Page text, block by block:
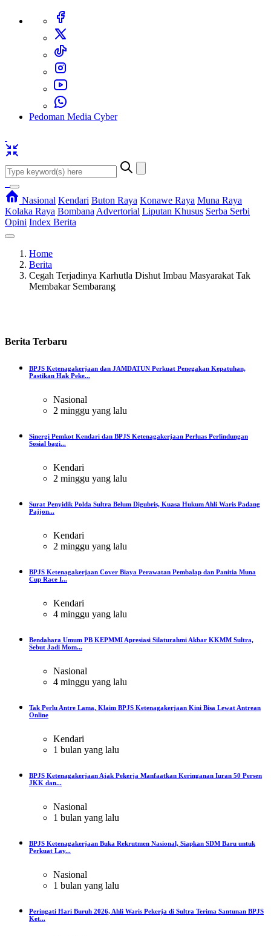
Pedoman Media Cyber
Nasional Kendari Buton Raya Konawe Raya Muna Raya
Kolaka Raya Bombana Advertorial Liputan Khusus Serba Serbi
Opini Index Berita
Home
Berita
Cegah Terjadinya Karhutla Dishut Imbau Masyarakat Tak
Membakar Sembarang
Berita Terbaru
BPJS Ketenagakerjaan dan JAMDATUN Perkuat Penegakan Kepatuhan,
Pastikan Hak Peke...
Nasional
2 minggu yang lalu
Sinergi Pemkot Kendari dan BPJS Ketenagakerjaan Perluas Perlindungan
Sosial bagi...
Kendari
2 minggu yang lalu
Surat Penyidik Polda Sultra Belum Digubris, Kuasa Hukum Ahli Waris Padang
Pajjon...
Kendari
2 minggu yang lalu
BPJS Ketenagakerjaan Cover Biaya Perawatan Pembalap dan Panitia Muna
Cup Race I...
Kendari
4 minggu yang lalu
Bendahara Umum PB KEPMMI Apresiasi Silaturahmi Akbar KKMM Sultra,
Sebut Jadi Mom...
Nasional
4 minggu yang lalu
Tak Perlu Antre Lama, Klaim BPJS Ketenagakerjaan Kini Bisa Lewat Antrean
Online
Kendari
1 bulan yang lalu
BPJS Ketenagakerjaan Ajak Pekerja Manfaatkan Keringanan Iuran 50 Persen
JKK dan...
Nasional
1 bulan yang lalu
BPJS Ketenagakerjaan Buka Rekrutmen Nasional, Siapkan SDM Baru untuk
Perkuat Lay...
Nasional
1 bulan yang lalu
Peringati Hari Buruh 2026, Ahli Waris Pekerja di Sultra Terima Santunan BPJS
Ket...